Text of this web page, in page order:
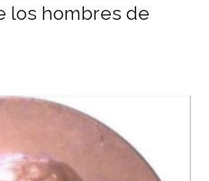
los hombres de